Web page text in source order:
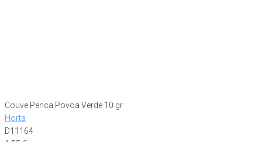
Couve Penca Povoa Verde 10 gr
Horta
D11164